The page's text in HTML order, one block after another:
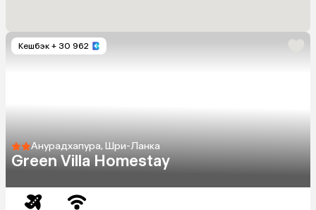
Кешбэк + 30 962
Анурадхапура, Шри-Ланка
Green Villa Homestay